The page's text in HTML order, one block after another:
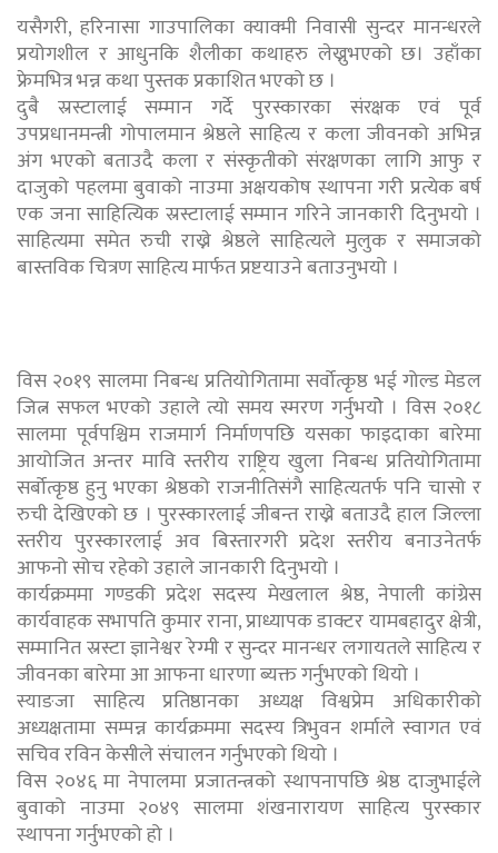
यसैगरी, हरिनासा गाउपालिका क्याक्मी निवासी सुन्दर मानन्धरले
प्रयोगशील र आधुनकि शैलीका कथाहरु लेख्नुभएको छ। उहाँका
फ्रेमभित्र भन्न कथा पुस्तक प्रकाशित भएको छ ।
दुबै स्रस्टालाई सम्मान गर्दे पुरस्कारका संरक्षक एवं पूर्व
उपप्रधानमन्त्री गोपालमान श्रेष्ठले साहित्य र कला जीवनको अभिन्न
अंग भएको बताउदै कला र संस्कृतीको संरक्षणका लागि आफु र
दाजुको पहलमा बुवाको नाउमा अक्षयकोष स्थापना गरी प्रत्येक बर्ष
एक जना साहित्यिक स्रस्टालाई सम्मान गरिने जानकारी दिनुभयो ।
साहित्यमा समेत रुची राख्ने श्रेष्ठले साहित्यले मुलुक र समाजको
बास्तविक चित्रण साहित्य मार्फत प्रष्टयाउने बताउनुभयो ।
विस २०१९ सालमा निबन्ध प्रतियोगितामा सर्वोत्कृष्ठ भई गोल्ड मेडल
जित्न सफल भएको उहाले त्यो समय स्मरण गर्नुभयोे । विस २०१८
सालमा पूर्वपश्चिम राजमार्ग निर्माणपछि यसका फाइदाका बारेमा
आयोजित अन्तर मावि स्तरीय राष्ट्रिय खुला निबन्ध प्रतियोगितामा
सर्बोत्कृष्ठ हुनु भएका श्रेष्ठको राजनीतिसंगै साहित्यतर्फ पनि चासो र
रुची देखिएको छ । पुरस्कारलाई जीबन्त राख्ने बताउदै हाल जिल्ला
स्तरीय पुरस्कारलाई अव बिस्तारगरी प्रदेश स्तरीय बनाउनेतर्फ
आफनो सोच रहेको उहाले जानकारी दिनुभयो ।
कार्यक्रममा गण्डकी प्रदेश सदस्य मेखलाल श्रेष्ठ, नेपाली कांग्रेस
कार्यवाहक सभापति कुमार राना, प्राध्यापक डाक्टर यामबहादुर क्षेत्री,
सम्मानित स्रस्टा ज्ञानेश्वर रेग्मी र सुन्दर मानन्धर लगायतले साहित्य र
जीवनका बारेमा आ आफना धारणा ब्यक्त गर्नुभएको थियो ।
स्याङजा साहित्य प्रतिष्ठानका अध्यक्ष विश्वप्रेम अधिकारीको
अध्यक्षतामा सम्पन्न कार्यक्रममा सदस्य त्रिभुवन शर्माले स्वागत एवं
सचिव रविन केसीले संचालन गर्नुभएको थियो ।
विस २०४६ मा नेपालमा प्रजातन्त्रको स्थापनापछि श्रेष्ठ दाजुभाईले
बुवाको नाउमा २०४९ सालमा शंखनारायण साहित्य पुरस्कार
स्थापना गर्नुभएको हो ।